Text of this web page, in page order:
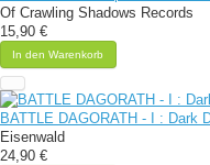
Of Crawling Shadows Records
15,90 €
In den Warenkorb
BATTLE DAGORATH - I : Dark
Eisenwald
24,90 €